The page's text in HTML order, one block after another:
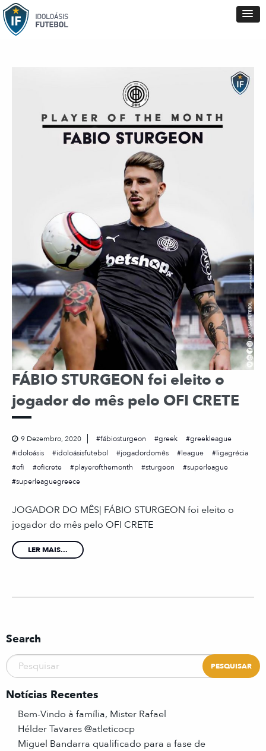
FÁBIO STURGEON foi eleito o
jogador do mês pelo OFI CRETE
9 Dezembro, 2020 fábiosturgeon greek
greekleague
idoloásis
idoloásisfutebol jogadordomês league
ligagrécia
ofi
oficrete playerofthemonth sturgeon
superleague
superleaguegreece
JOGADOR DO MÊS| FÁBIO STURGEON foi eleito o
jogador do mês pelo OFI CRETE
LER MAIS...
Search
Notícias Recentes
Bem-Vindo à família, Mister Rafael
Hélder Tavares @atleticocp
Miguel Bandarra qualificado para a fase de